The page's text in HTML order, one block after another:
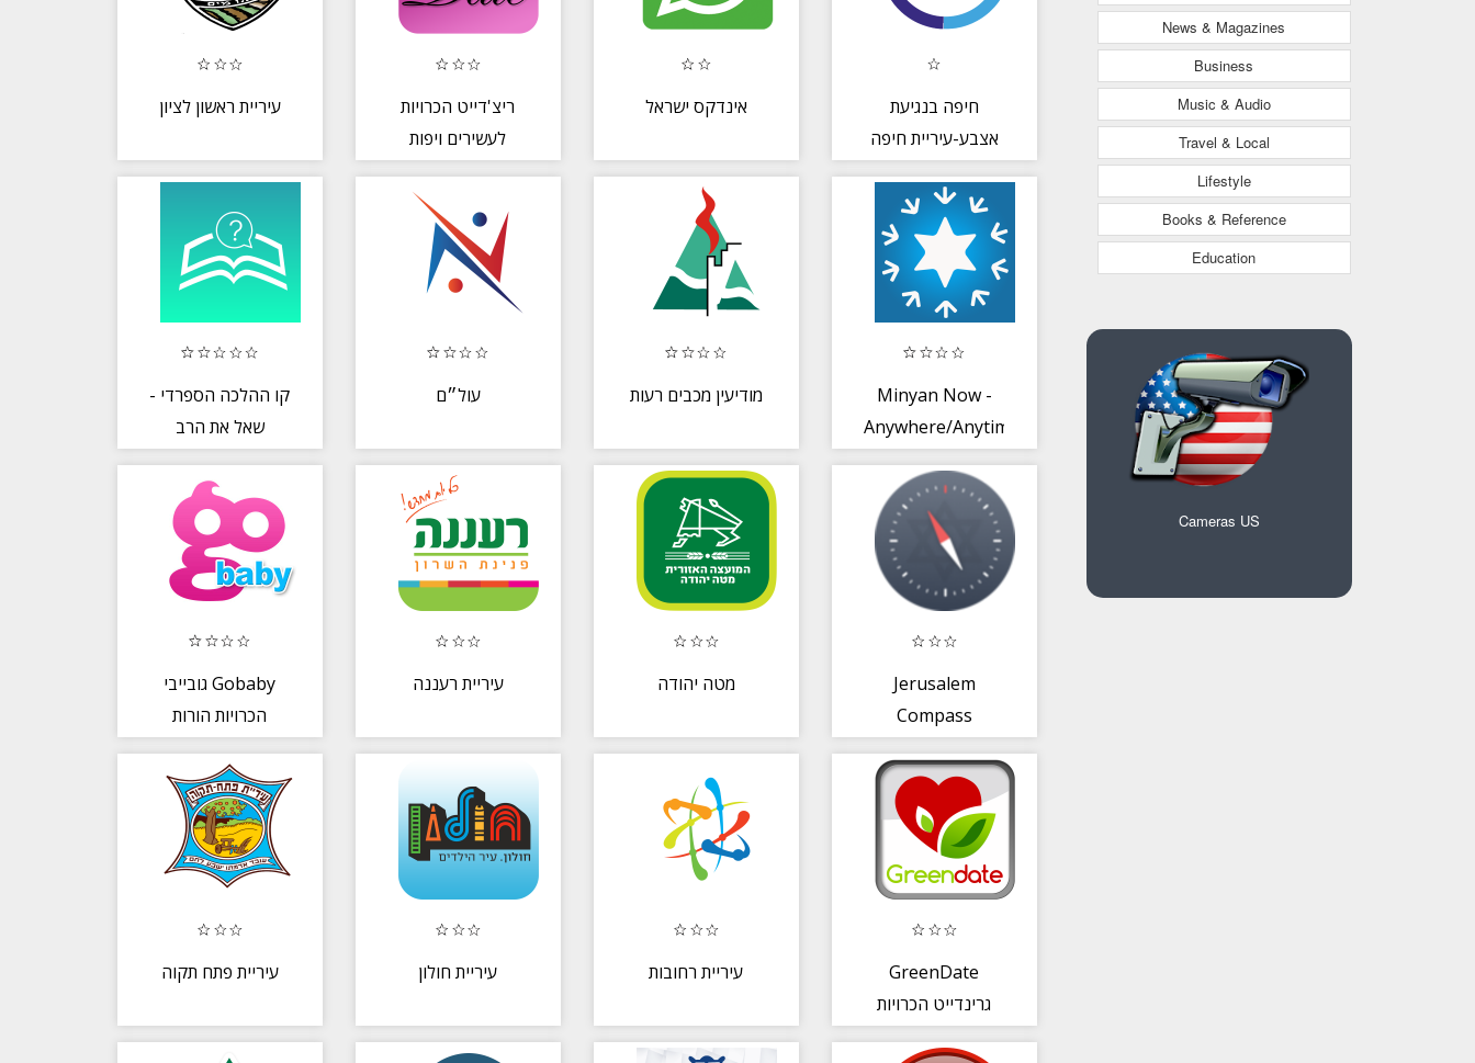
עיריית ראשון לציון
ריצ'דייט הכרויות
לעשירים ויפות
אינדקס ישראל
חיפה בנגיעת
אצבע-עיריית חיפה
קו ההלכה הספרדי -
שאל את הרב
עול״ם מודיעין מכבים רעות
Minyan Now -
Anywhere/Anytime
גובייבי Gobaby
הכרויות הורות
להורות
עיריית רעננה מטה יהודה
Jerusalem
Compass
עיריית פתח תקוה עיריית חולון עיריית רחובות
GreenDate
גרינדייט הכרויות
News & Magazines
Business
Music & Audio
Travel & Local
Lifestyle
Books & Reference
Education
Cameras US